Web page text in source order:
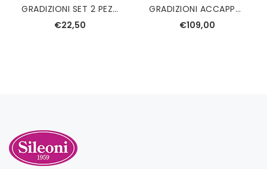
GRADIZIONI SET 2 PEZZI FAZZINI
€22,50
GRADIZIONI ACCAPPATOIO FAZZINI
€109,00